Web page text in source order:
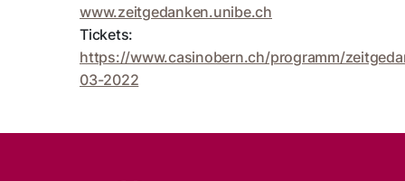
www.zeitgedanken.unibe.ch
Tickets:
https://www.casinobern.ch/programm/
03-2022